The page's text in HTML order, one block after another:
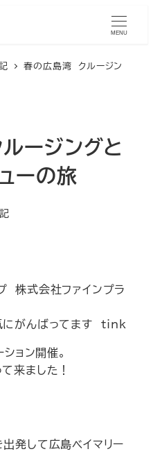
MENU
春の広島湾 クルージン
ージングと
ーの旅
ー
株式会社ファインプラ
にがんばってます tink
ョン開催。
来ました！
発して広島ベイマリー